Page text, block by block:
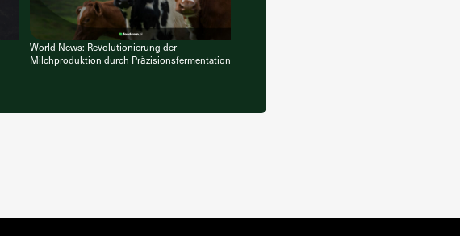
World News: Revolutionierung der
Milchproduktion durch Präzisionsfermentation